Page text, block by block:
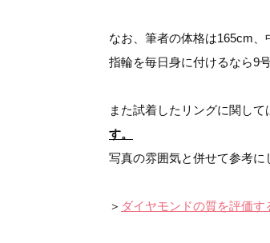
なお、筆者の体格は165cm、
指輪を毎日身に付けるなら9
また試着したリングに関し
す。
写真の雰囲気と併せて参考に
＞ ダイヤモンドの質を評価す